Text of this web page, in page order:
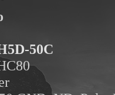
50C